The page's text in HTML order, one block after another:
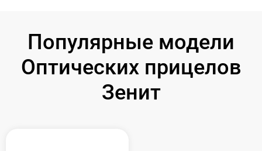
Популярные модели
Оптических прицелов
Зенит